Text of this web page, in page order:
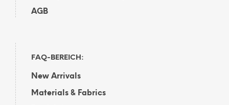
AGB
FAQ-BEREICH:
New Arrivals
Materials & Fabrics